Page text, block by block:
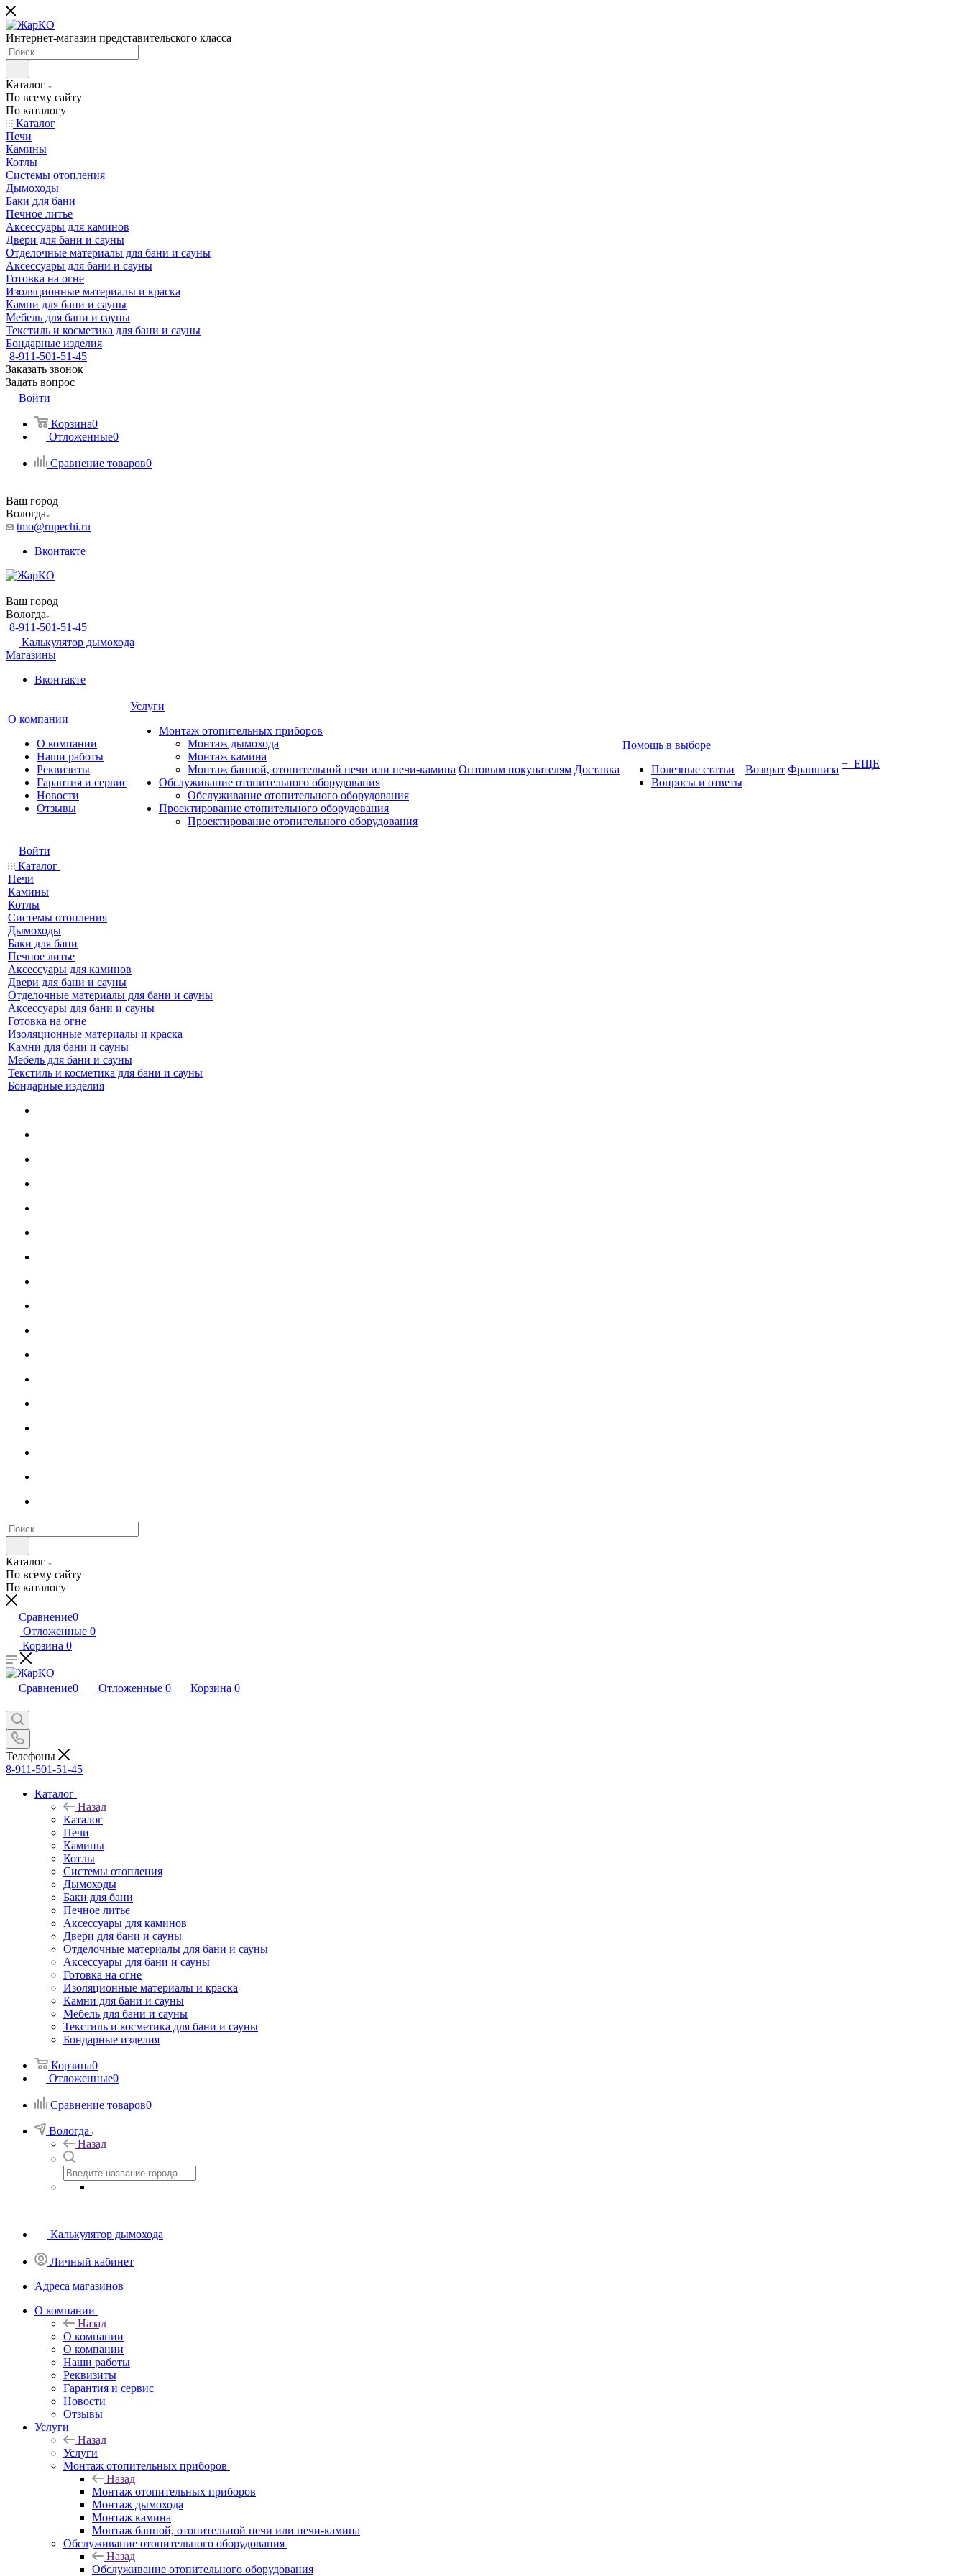
Интернет-магазин представительского класса
Каталог
По всему сайту
По каталогу
Каталог
Печи
Камины
Котлы
Системы отопления
Дымоходы
Баки для бани
Печное литье
Аксессуары для каминов
Двери для бани и сауны
Отделочные материалы для бани и сауны
Аксессуары для бани и сауны
Готовка на огне
Изоляционные материалы и краска
Камни для бани и сауны
Мебель для бани и сауны
Текстиль и косметика для бани и сауны
Бондарные изделия
8-911-501-51-45
Заказать звонок
Задать вопрос
Войти
Корзина0
Отложенные0
Сравнение товаров0
Ваш город
Вологда
tmo@rupechi.ru
Вконтакте
Ваш город
Вологда
8-911-501-51-45
Калькулятор дымохода
Магазины
Вконтакте
О компании
О компании
Наши работы
Реквизиты
Гарантия и сервис
Новости
Отзывы
Услуги
Монтаж отопительных приборов
Монтаж дымохода
Монтаж камина
Монтаж банной, отопительной печи или печи-камина
Обслуживание отопительного оборудования
Обслуживание отопительного оборудования
Проектирование отопительного оборудования
Проектирование отопительного оборудования
Оптовым покупателям Доставка
Помощь в выборе
Полезные статьи
Вопросы и ответы
Возврат Франшиза + ЕЩЕ
Войти
Каталог
Печи
Камины
Котлы
Системы отопления
Дымоходы
Баки для бани
Печное литье
Аксессуары для каминов
Двери для бани и сауны
Отделочные материалы для бани и сауны
Аксессуары для бани и сауны
Готовка на огне
Изоляционные материалы и краска
Камни для бани и сауны
Мебель для бани и сауны
Текстиль и косметика для бани и сауны
Бондарные изделия
Каталог
По всему сайту
По каталогу
Сравнение0
Отложенные 0
Корзина 0
Сравнение0 Отложенные 0 Корзина 0
Телефоны
8-911-501-51-45
Каталог
Назад
Каталог
Печи
Камины
Котлы
Системы отопления
Дымоходы
Баки для бани
Печное литье
Аксессуары для каминов
Двери для бани и сауны
Отделочные материалы для бани и сауны
Аксессуары для бани и сауны
Готовка на огне
Изоляционные материалы и краска
Камни для бани и сауны
Мебель для бани и сауны
Текстиль и косметика для бани и сауны
Бондарные изделия
Корзина0
Отложенные0
Сравнение товаров0
Вологда
Назад
Калькулятор дымохода
Личный кабинет
Адреса магазинов
O компании
Назад
O компании
О компании
Наши работы
Реквизиты
Гарантия и сервис
Новости
Отзывы
Услуги
Назад
Услуги
Монтаж отопительных приборов
Назад
Монтаж отопительных приборов
Монтаж дымохода
Монтаж камина
Монтаж банной, отопительной печи или печи-камина
Обслуживание отопительного оборудования
Назад
Обслуживание отопительного оборудования